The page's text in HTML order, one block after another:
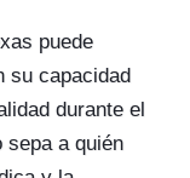
puede
su capacidad
durante el
sepa a quién